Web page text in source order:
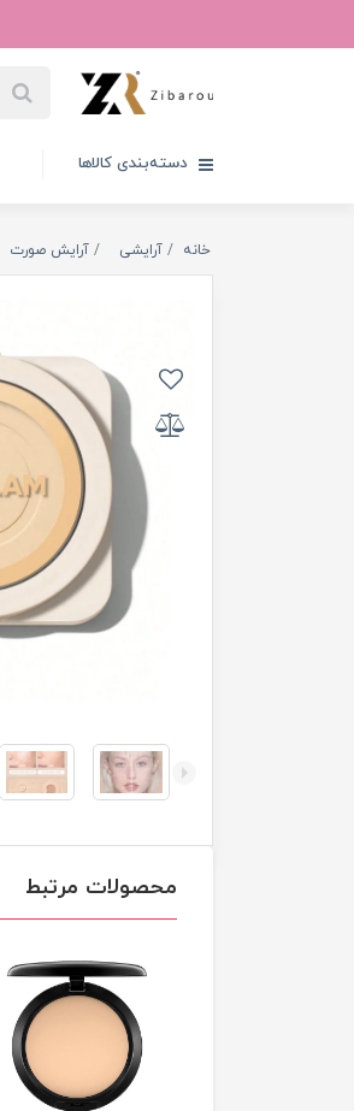
دسته‌بندی کالاها
خانه آرایشی آرایش صورت
محصولات مرتبط